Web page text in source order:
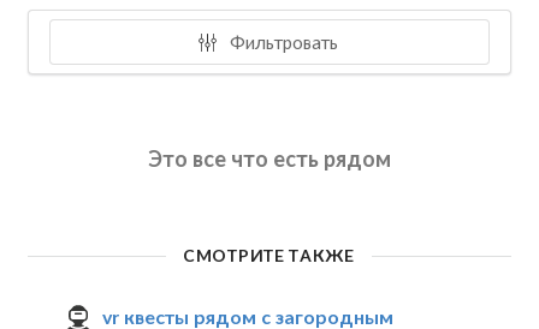
Фильтровать
Это все что есть рядом
СМОТРИТЕ ТАКЖЕ
vr квесты рядом с загородным